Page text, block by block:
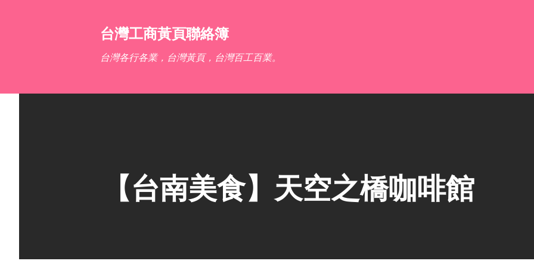
台灣工商黃頁聯絡簿
台灣各行各業，台灣黃頁，台灣百工百業。
【台南美食】天空之橋咖啡館